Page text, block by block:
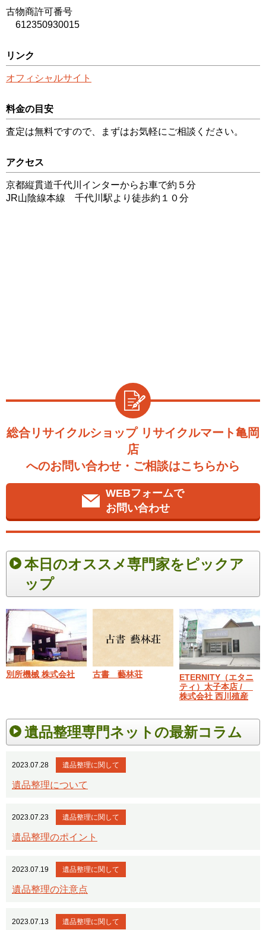
古物商許可番号
612350930015
リンク
オフィシャルサイト
料金の目安
査定は無料ですので、まずはお気軽にご相談ください。
アクセス
京都縦貫道千代川インターからお車で約５分
JR山陰線本線 千代川駅より徒歩約１０分
総合リサイクルショップ リサイクルマート亀岡
店
へのお問い合わせ・ご相談はこちらから
WEBフォームで
お問い合わせ
本日のオススメ専門家をピックア
ップ
別所機械 株式会社 古書 藝林荘
ETERNITY（エタニ
ティ）太子本店 /
株式会社 西川殖産
遺品整理専門ネットの最新コラム
2023.07.28 遺品整理に関して
遺品整理について
2023.07.23 遺品整理に関して
遺品整理のポイント
2023.07.19 遺品整理に関して
遺品整理の注意点
2023.07.13 遺品整理に関して